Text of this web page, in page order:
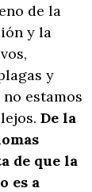
de la
y la
y
estamos
De la
de que la
es a